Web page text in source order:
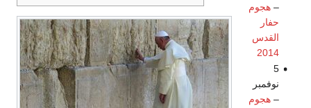
–هجوم
حفار
القدس
2014
5
نوفمبر
–هجوم